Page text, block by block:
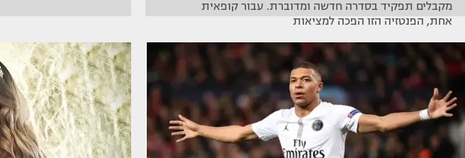
מקבלים תפקיד בסדרה חדשה ומדוברת. עבור קופאית
אחת, הפנטזיה הזו הפכה למציאות